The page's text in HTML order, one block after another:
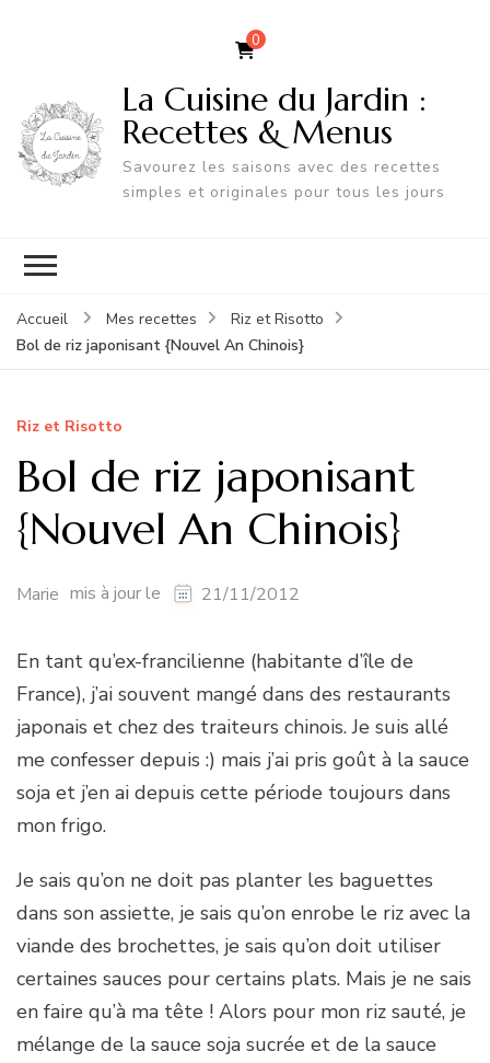
0
La Cuisine du Jardin :
Recettes & Menus
Savourez les saisons avec des recettes
simples et originales pour tous les jours
Accueil Mes recettes
Riz et Risotto
Bol de riz japonisant {Nouvel An Chinois}
Riz et Risotto
Bol de riz japonisant
{Nouvel An Chinois}
Marie mis à jour le 21/11/2012
En tant qu’ex-francilienne (habitante d’île de
France), j’ai souvent mangé dans des restaurants
japonais et chez des traiteurs chinois. Je suis allé
me confesser depuis :) mais j’ai pris goût à la sauce
soja et j’en ai depuis cette période toujours dans
mon frigo.
Je sais qu’on ne doit pas planter les baguettes
dans son assiette, je sais qu’on enrobe le riz avec la
viande des brochettes, je sais qu’on doit utiliser
certaines sauces pour certains plats. Mais je ne sais
en faire qu’à ma tête ! Alors pour mon riz sauté, je
mélange de la sauce soja sucrée et de la sauce